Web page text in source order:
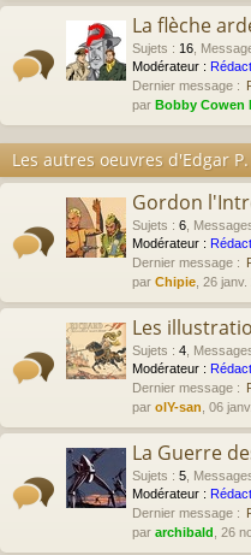
La flèche
Sujets : 16
Modérateur :
Dernier message :
par Bobby Cowen
Les autres oeuvres d'Edgar P.
Gordon
Sujets : 6
Modérateur :
Dernier message :
par Chipie , 26
Les
Sujets : 4
Modérateur :
Dernier message :
par olY-san , 06
La Guerre
Sujets : 5
Modérateur :
Dernier message :
par archibald , 26